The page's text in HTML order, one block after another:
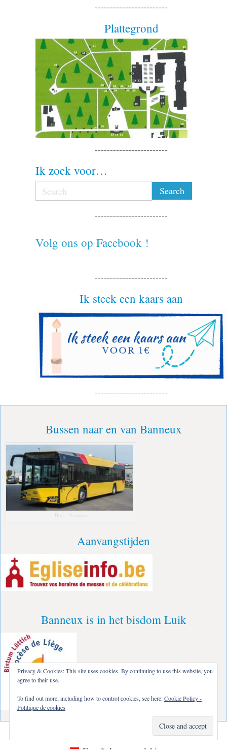
------------------------
Plattegrond
------------------------
Ik zoek voor…
------------------------
Volg ons op Facebook !
------------------------
Ik steek een kaars aan
------------------------
Bussen naar en van Banneux
Bus - Autobus
Aanvangstijden
Banneux is in het bisdom Luik
English
Italiano
Español
polski
Privacy & Cookies: This site uses cookies. By continuing to use this website, you
agree to their use.
To find out more, including how to control cookies, see here:Cookie Policy -
Politique de cookies